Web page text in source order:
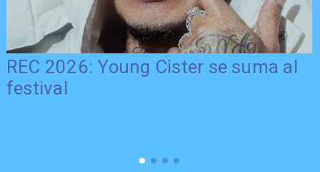
REC 2026: Young Cister se suma al
festival